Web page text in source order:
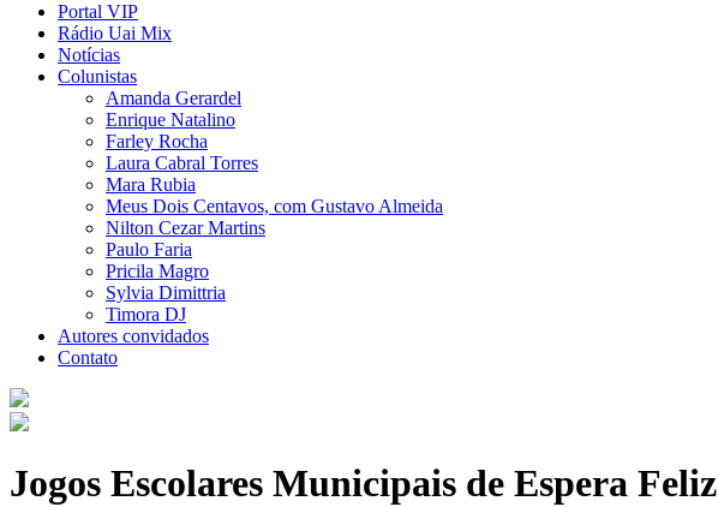
Portal VIP
Rádio Uai Mix
Notícias
Colunistas
Amanda Gerardel
Enrique Natalino
Farley Rocha
Laura Cabral Torres
Mara Rubia
Meus Dois Centavos, com Gustavo Almeida
Nilton Cezar Martins
Paulo Faria
Pricila Magro
Sylvia Dimittria
Timora DJ
Autores convidados
Contato
Jogos Escolares Municipais de Espera Feliz